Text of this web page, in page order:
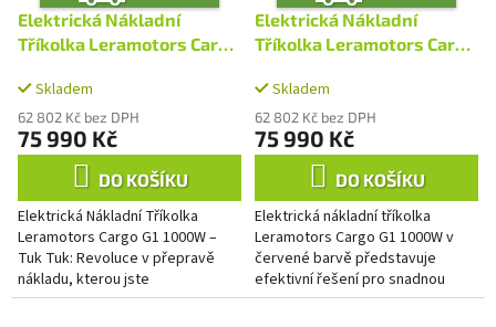
A
R
M
A
Elektrická Nákladní
Tříkolka Leramotors Cargo
2x baterie
Skladem
62 802 Kč bez DPH
75 990 Kč
DO KOŠÍKU
Elektrická Nákladní Tříkolka
Leramotors Cargo G1 1000W –
Tuk Tuk: Revoluce v přepravě
nákladu, kterou jste
hledali! Představte si, že máte k
A
R
M
A
Elektrická Nákladní
Tříkolka Leramotors Cargo
červená, 2x baterie
Skladem
62 802 Kč bez DPH
75 990 Kč
DO KOŠÍKU
Elektrická nákladní tříkolka
Leramotors Cargo G1 1000W v
červené barvě představuje
efektivní řešení pro snadnou
přepravu nákladu v náročném